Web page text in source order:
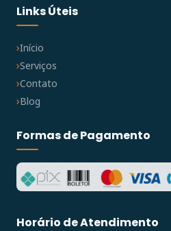
Links Úteis
Início
Serviços
Contato
Blog
Formas de Pagamento
Horário de Atendimento